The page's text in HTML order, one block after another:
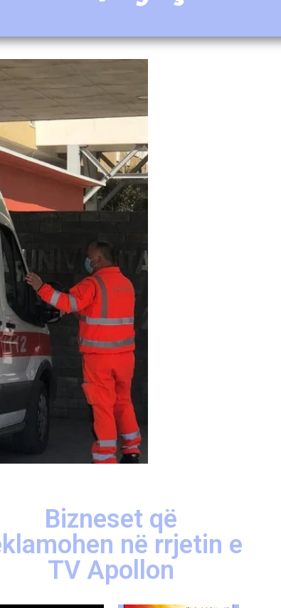
Bizneset që
në rrjetin e
TV Apollon